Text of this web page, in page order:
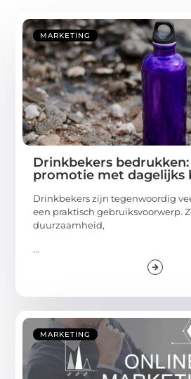
MARKETING
Drinkbekers
promotie met dagelijks
Drinkbekers zijn tegenwoordig
een praktisch gebruiksvoorwerp.
duurzaamheid,
...
MARKETING